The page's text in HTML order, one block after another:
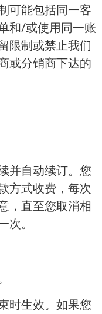
可能包括同一客
和/或使用同一账
限制或禁止我们
或分销商下达的
并自动续订。您
方式收费，每次
，直至您取消相
次。
时生效。如果您